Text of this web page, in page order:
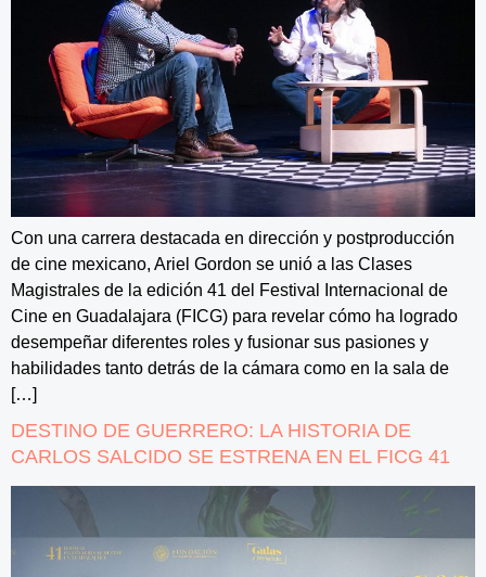
Con una carrera destacada en dirección y postproducción
de cine mexicano, Ariel Gordon se unió a las Clases
Magistrales de la edición 41 del Festival Internacional de
Cine en Guadalajara (FICG) para revelar cómo ha logrado
desempeñar diferentes roles y fusionar sus pasiones y
habilidades tanto detrás de la cámara como en la sala de
[…]
DESTINO DE GUERRERO: LA HISTORIA DE
CARLOS SALCIDO SE ESTRENA EN EL FICG 41